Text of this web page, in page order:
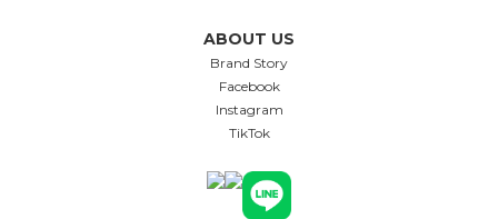
ABOUT US
Brand Story
Facebook
Instagram
TikTok